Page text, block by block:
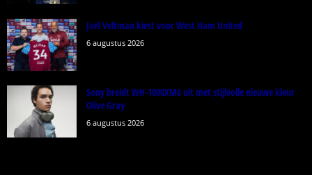
Joël Veltman kiest voor West Ham United
6 augustus 2026
Sony breidt WH-1000XM6 uit met stijlvolle nieuwe kleur
Olive Gray
6 augustus 2026